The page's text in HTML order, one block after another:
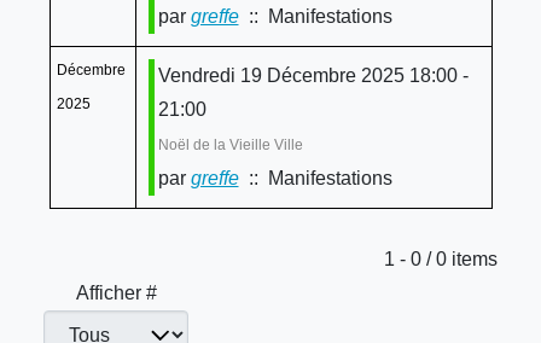
par greffe:: Manifestations
Décembre
2025
Vendredi 19 Décembre 2025 18:00 -
21:00
Noël de la Vieille Ville
par greffe:: Manifestations
Limite de la pagination
1 - 0 / 0 items
Afficher #